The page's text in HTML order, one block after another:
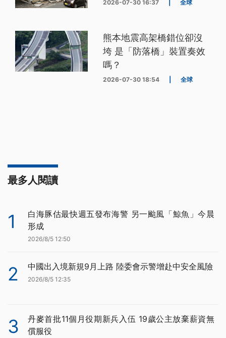
2026-07-30 16:37 全球
熊本地震高架橋錯位卻沒
垮 是「防落橋」裝置奏效
嗎？
2026-07-30 18:54 全球
最多人閱讀
1
白海豚估最快週五發布海警 另一颱風「鯨魚」今晨
形成
2026/8/5 12:50
2 中國出入境新規9月上路 陸委會示警增赴中安全風險
2026/8/5 12:35
3
丹麥首批11個月役期新兵入伍 19歲公主放棄薪資無
償服役